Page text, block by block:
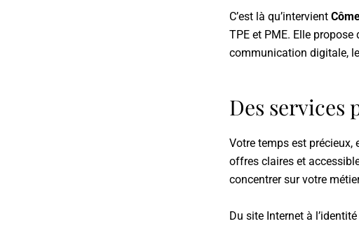
C’est là qu’intervient
TPE et PME. Elle
communication digitale,
Des services
Votre temps est précieux,
offres claires et
concentrer sur votre
Du site Internet à